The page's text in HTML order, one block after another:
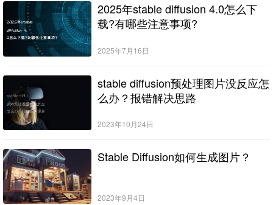
2025年stable diffusion 4.0怎么下
载?有哪些注意事项?
2025年7月16日
stable diffusion预处理图片没反应怎
么办？报错解决思路
2023年10月24日
Stable Diffusion如何生成图片？
2023年9月4日